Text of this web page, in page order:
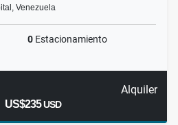
Venezuela
0 Estacionamiento
Alquiler
US$235USD